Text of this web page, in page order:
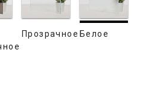
Прозрачное Белое